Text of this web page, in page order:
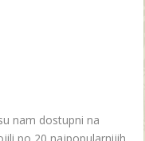
nam dostupni na
po 20 najpopularnijih